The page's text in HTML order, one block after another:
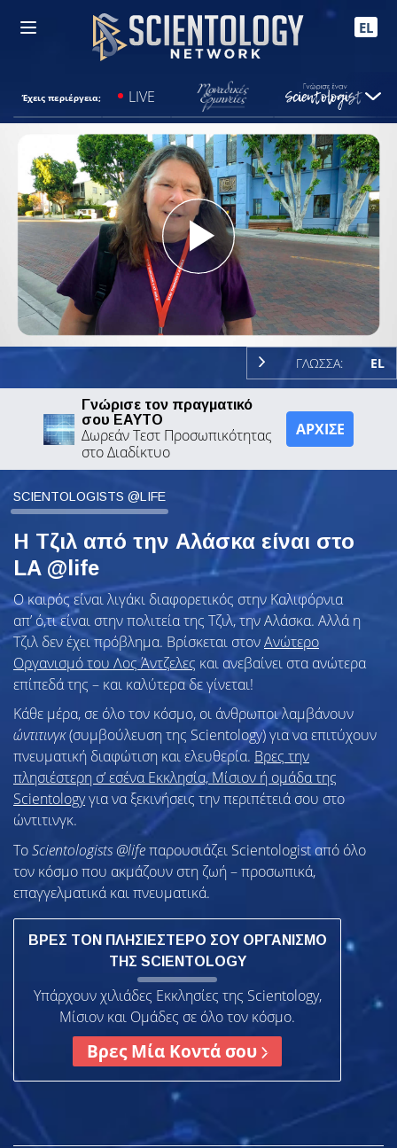
EL
Έχεις περιέργεια; LIVE
Play
Video
ΓΛΩΣΣΑ: EL
Γνώρισε τον πραγματικό
σου ΕΑΥΤΟ
Δωρεάν Τεστ Προσωπικότητας
στο Διαδίκτυο
ΑΡΧΙΣΕ
SCIENTOLOGISTS @LIFE
Η Τζιλ από την Αλάσκα είναι στο
LA @life
Ο καιρός είναι λιγάκι διαφορετικός στην Καλιφόρνια
απ’ ό,τι είναι στην πολιτεία της Τζιλ, την Αλάσκα. Αλλά η
Τζιλ δεν έχει πρόβλημα. Βρίσκεται στονΑνώτερο
Οργανισμό του Λος Άντζελες και ανεβαίνει στα ανώτερα
επίπεδά της – και καλύτερα δε γίνεται!
Κάθε μέρα, σε όλο τον κόσμο, οι άνθρωποι λαμβάνουν
ώντιτινγκ(συμβούλευση της Scientology) για να επιτύχουν
πνευματική διαφώτιση και ελευθερία. Βρες την
πλησιέστερη σ’ εσένα Εκκλησία, Μίσιον ή ομάδα της
Scientologyγια να ξεκινήσεις την περιπέτειά σου στο
ώντιτινγκ.
ΤοScientologists @lifeπαρουσιάζει Scientologist από όλο
τον κόσμο που ακμάζουν στη ζωή – προσωπικά,
επαγγελματικά και πνευματικά.
ΒΡΕΣ ΤΟΝ ΠΛΗΣΙΕΣΤΕΡΟ ΣΟΥ ΟΡΓΑΝΙΣΜΟ
ΤΗΣ SCIENTOLOGY
Υπάρχουν χιλιάδες Εκκλησίες της Scientology,
Μίσιον και Ομάδες σε όλο τον κόσμο.
Βρες Μία Κοντά σου